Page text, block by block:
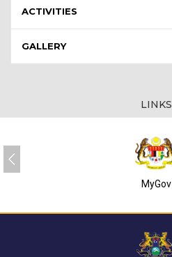
ACTIVITIES
GALLERY
LINKS